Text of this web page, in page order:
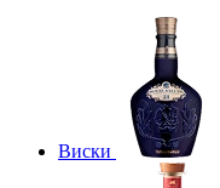
Виски